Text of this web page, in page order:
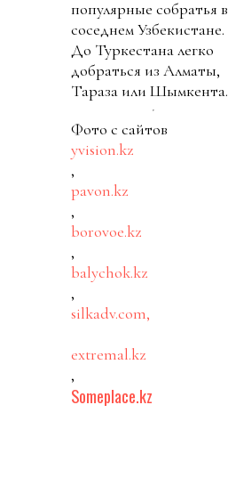
популярные собратья в
соседнем Узбекистане.
До Туркестана легко
добраться из Алматы,
Тараза или Шымкента.
Фото с сайтов
yvision.kz
,
pavon.kz
,
borovoe.kz
,
balychok.kz
,
silkadv.com,
extremal.kz
,
Someplace.kz